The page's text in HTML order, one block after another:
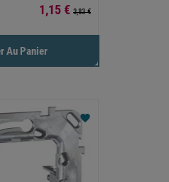
Prix
1,15 € 3,83 €
Au Panier
favorite